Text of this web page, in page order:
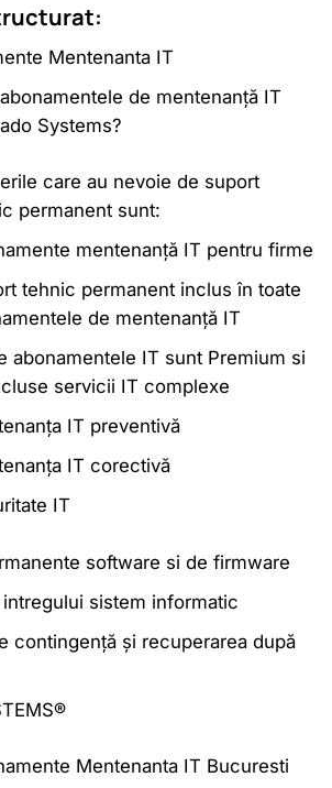
Mentenanta IT
de mentenanță IT
Systems?​
care au nevoie de suport
permanent sunt:
mentenanță IT pentru firme
tehnic permanent inclus în toate
de mentenanță IT
abonamentele IT sunt Premium si
servicii IT complexe
IT preventivă
IT corectivă
IT
software si de firmware
sistem informatic
contingență și recuperarea după
Mentenanta IT Bucuresti